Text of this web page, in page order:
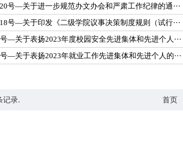
号—关于进一步规范办文办会和严肃工作纪律的通···
号—关于印发《二级学院议事决策制度规则（试行···
—关于表扬2023年度校园安全先进集体和先进个人···
—关于表扬2023年就业工作先进集体和先进个人的···
记录. 首页